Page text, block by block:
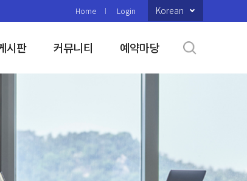
Home Login Korean
시판 커뮤니티 예약마당